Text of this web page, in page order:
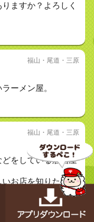
ますか？よろしく
福山・尾道・三原
ーメン屋。
福山・尾道・三原
どをしている居酒屋
いお店を知りたいで